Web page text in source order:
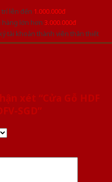
lên đến 1.000.000đ
hàng lớn hơn 3.000.000đ
tài khoản thành viên thân thiết
xét “Cửa Gỗ HDF
SGD”